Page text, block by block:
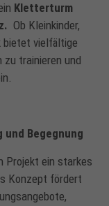
Kletterturm
Ob Kleinkinder,
bietet vielfältige
zu trainieren und
und Begegnung
Projekt ein starkes
Konzept fördert